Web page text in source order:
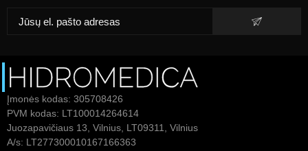
Įmonės kodas: 305708426
PVM kodas: LT100014264614
Juozapavičiaus 13, Vilnius, LT09311, Vilnius
A/s: LT277300010167166363